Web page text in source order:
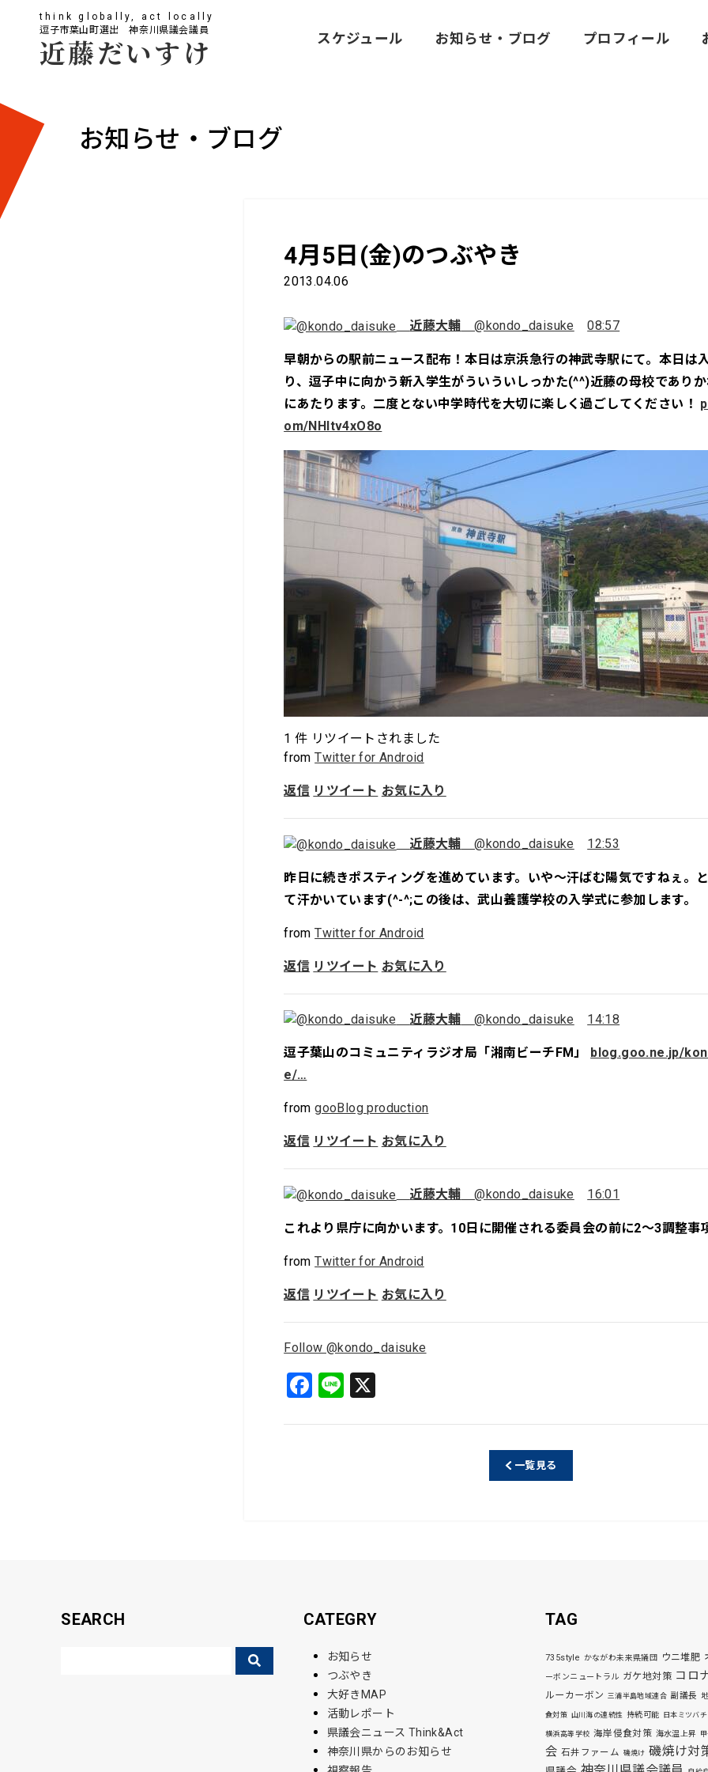
think globally, act locally
逗子市葉山町選出 神奈川県議会議員
近藤だいすけ スケジュール お知らせ・ブログ プロフィール
お知らせ・ブログ
4月5日(金)のつぶやき
2013.04.06
近藤大輔 @kondo_daisuke 08:57
早朝からの駅前ニュース配布！本日は京浜急行の神武寺駅にて。本日は
り、逗子中に向かう新入学生がういういしっかた(^^)近藤の母校であり
にあたります。二度とない中学時代を大切に楽しく過ごしてください！
om/NHltv4xO8o
1 件 リツイートされました
fromTwitter for Android
返信 リツイート お気に入り
近藤大輔 @kondo_daisuke 12:53
昨日に続きポスティングを進めています。いや～汗ばむ陽気ですねぇ。
て汗かいています(^-^;この後は、武山養護学校の入学式に参加します。
fromTwitter for Android
返信 リツイート お気に入り
近藤大輔 @kondo_daisuke 14:18
逗子葉山のコミュニティラジオ局「湘南ビーチFM」
blog.goo.ne.jp/
e/…
fromgooBlog production
返信 リツイート お気に入り
近藤大輔 @kondo_daisuke 16:01
これより県庁に向かいます。10日に開催される委員会の前に2～3調整事
fromTwitter for Android
返信 リツイート お気に入り
Follow @kondo_daisuke
F
a
c
Li
n
e
一覧見る
SEARCH CATEGRY
お知らせ
つぶやき
大好きMAP
活動レポート
県議会ニュース Think&Act
神奈川県からのお知らせ
TAG
735style かながわ未来県議団 ウニ堆肥
ーボンニュートラル ガケ地対策 コロ
ルーカーボン 三浦半島地域連合 副議長
食対策 山川海の連続性 持続可能 日本ミツバチ
横浜高等学校 海岸侵食対策 海水温上昇
会 石井ファーム 磯焼け 磯焼け対